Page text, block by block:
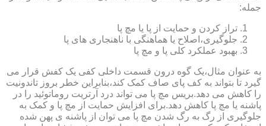
جمله:
تراز کردن و حمایت از پا یا مچ پا
جلوگیری،اصلاح یا هماهنگی با ناهنجاری های پا
بهبود عملکرد کلی پا و مچ پا
به عنوان مثال،یک گوه درون قسمت داخلی کفی یک کفش قرار می
گیرد تا بتواند به کف پای صاف کمک کند،بنابراین خطر بروز تاندونیت
را کاهش می دهد.بریس مچ پا می تواند درد آرتریت روماتوئید را در
پاشنه یا مچ پا کاهش دهد.برای افزایش حمایت از مچ پا و کمک به
جلوگیری از رگ به رگ شدن مچ پا می توان از پاشنه ی پهن شده